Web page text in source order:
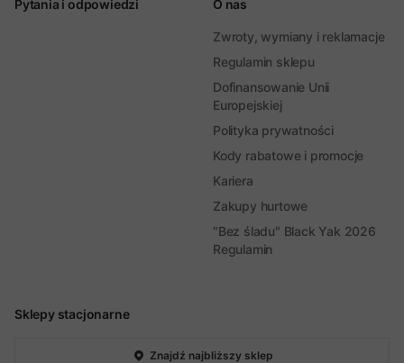
Sklepy stacjonarne
Znajdź najbliższy sklep
Pytania i odpowiedzi O nas
Zwroty, wymiany i reklamacje
Regulamin sklepu
Dofinansowanie Unii
Europejskiej
Polityka prywatności
Kody rabatowe i promocje
Kariera
Zakupy hurtowe
"Bez śladu" Black Yak 2026
Regulamin